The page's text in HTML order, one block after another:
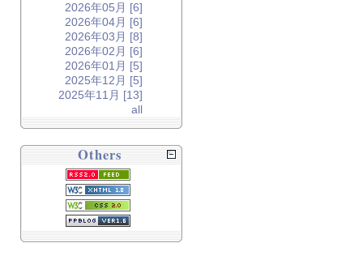
2026年05月 [6]
2026年04月 [6]
2026年03月 [8]
2026年02月 [6]
2026年01月 [5]
2025年12月 [5]
2025年11月 [13]
all
Others